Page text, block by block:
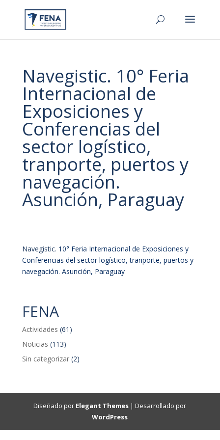
Navegistic. 10° Feria
Internacional de
Exposiciones y
Conferencias del
sector logístico,
tranporte, puertos y
navegación.
Asunción, Paraguay
Navegistic. 10° Feria Internacional de Exposiciones y
Conferencias del sector logístico, tranporte, puertos y
navegación. Asunción, Paraguay
FENA
Actividades (61)
Noticias (113)
Sin categorizar(2)
Diseñado por Elegant Themes | Desarrollado por
WordPress